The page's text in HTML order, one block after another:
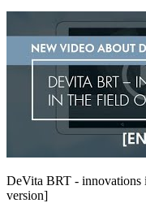
DeVita BRT -
version]